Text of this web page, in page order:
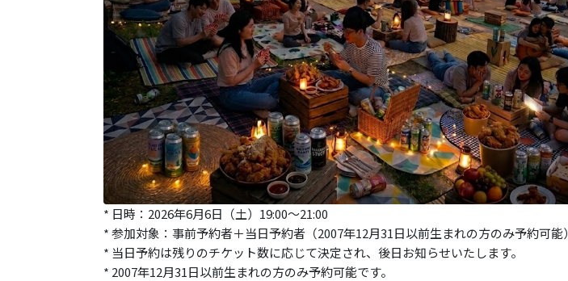
* 日時：2026年6月6日（土）19:00～21:00
* 参加対象：事前予約者＋当日予約者（2007年12月31日以前生まれの方のみ予約可能）
* 当日予約は残りのチケット数に応じて決定され、後日お知らせいたします。
* 2007年12月31日以前生まれの方のみ予約可能です。